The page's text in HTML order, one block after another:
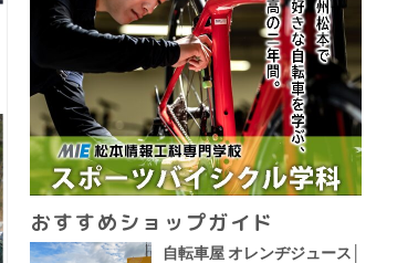
おすすめショップガイド
自転車屋 オレンヂジュース│